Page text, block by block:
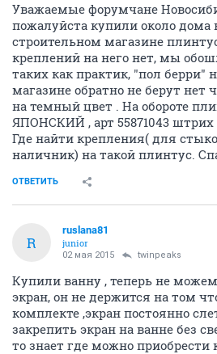
Уважаемые форумчане
пожалуйста купили около дома
строительном магазине
креплений на него нет, мы
таких как практик, "пол берри"
магазине обратно не берут нет
на темный цвет . На обороте
ЯПОНСКИЙ , арт 55871043 штрих
Где найти крепления( для
наличник) на такой плинтус.
ОТВЕТИТЬ
R
ruslana81
junior
02 мая 2015 twinpeaks
Купили ванну , теперь не
экран, он не держится на том
комплекте ,экран постоянно
закрепить экран на ванне без
то знает где можно приобрести